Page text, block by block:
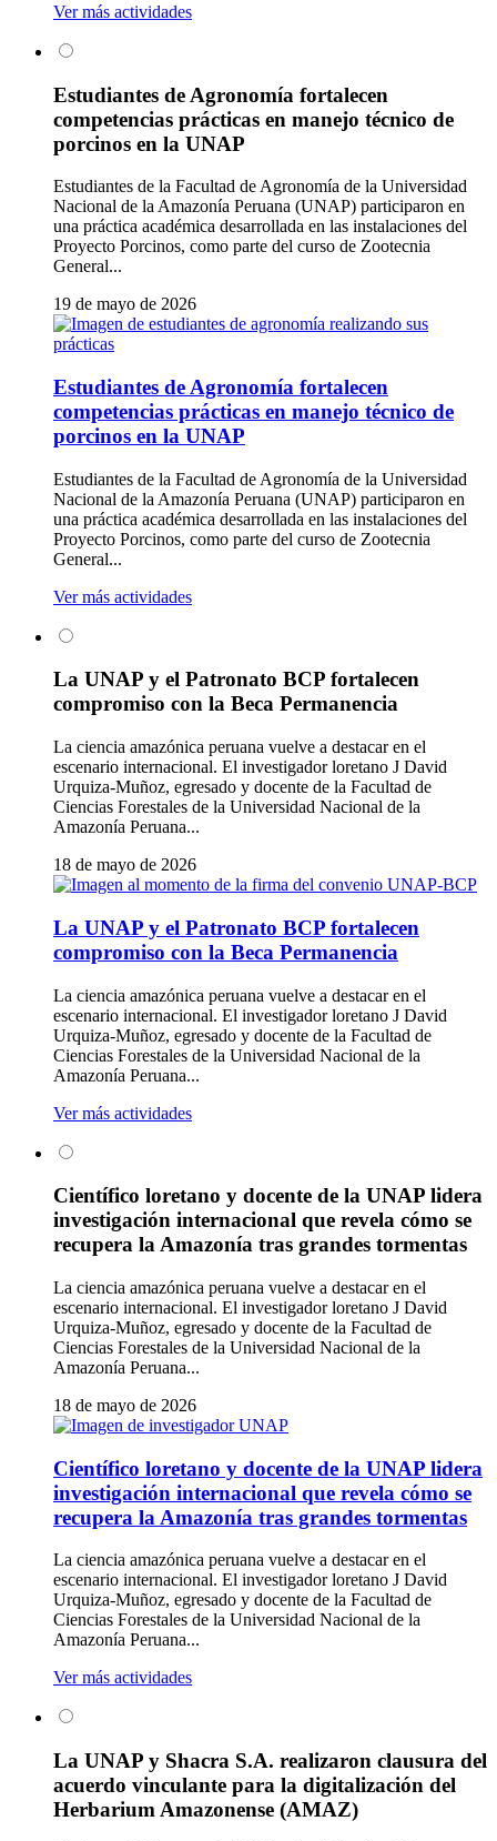
Ver más actividades
Estudiantes de Agronomía fortalecen
competencias prácticas en manejo técnico de
porcinos en la UNAP
Estudiantes de la Facultad de Agronomía de la Universidad
Nacional de la Amazonía Peruana (UNAP) participaron en
una práctica académica desarrollada en las instalaciones del
Proyecto Porcinos, como parte del curso de Zootecnia
General...
19 de mayo de 2026
Estudiantes de Agronomía fortalecen
competencias prácticas en manejo técnico de
porcinos en la UNAP
Estudiantes de la Facultad de Agronomía de la Universidad
Nacional de la Amazonía Peruana (UNAP) participaron en
una práctica académica desarrollada en las instalaciones del
Proyecto Porcinos, como parte del curso de Zootecnia
General...
Ver más actividades
La UNAP y el Patronato BCP fortalecen
compromiso con la Beca Permanencia
La ciencia amazónica peruana vuelve a destacar en el
escenario internacional. El investigador loretano J David
Urquiza-Muñoz, egresado y docente de la Facultad de
Ciencias Forestales de la Universidad Nacional de la
Amazonía Peruana...
18 de mayo de 2026
La UNAP y el Patronato BCP fortalecen
compromiso con la Beca Permanencia
La ciencia amazónica peruana vuelve a destacar en el
escenario internacional. El investigador loretano J David
Urquiza-Muñoz, egresado y docente de la Facultad de
Ciencias Forestales de la Universidad Nacional de la
Amazonía Peruana...
Ver más actividades
Científico loretano y docente de la UNAP lidera
investigación internacional que revela cómo se
recupera la Amazonía tras grandes tormentas
La ciencia amazónica peruana vuelve a destacar en el
escenario internacional. El investigador loretano J David
Urquiza-Muñoz, egresado y docente de la Facultad de
Ciencias Forestales de la Universidad Nacional de la
Amazonía Peruana...
18 de mayo de 2026
Científico loretano y docente de la UNAP lidera
investigación internacional que revela cómo se
recupera la Amazonía tras grandes tormentas
La ciencia amazónica peruana vuelve a destacar en el
escenario internacional. El investigador loretano J David
Urquiza-Muñoz, egresado y docente de la Facultad de
Ciencias Forestales de la Universidad Nacional de la
Amazonía Peruana...
Ver más actividades
La UNAP y Shacra S.A. realizaron clausura del
acuerdo vinculante para la digitalización del
Herbarium Amazonense (AMAZ)